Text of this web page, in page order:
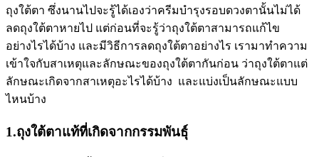
ถุงใต้ตา ซึ่งนานไปจะรู้ได้เองว่าครีมบำรุงรอบดวงตานั้นไม่ได้
ลดถุงใต้ตาหายไป แต่ก่อนที่จะรู้ว่าถุงใต้ตาสามารถแก้ไข
อย่างไรได้บ้าง และมีวิธีการลดถุงใต้ตาอย่างไร เรามาทำความ
เข้าใจกับสาเหตุและลักษณะของถุงใต้ตากันก่อน ว่าถุงใต้ตาแต่
ลักษณะเกิดจากสาเหตุอะไรได้บ้าง และแบ่งเป็นลักษณะแบบ
ไหนบ้าง
1.ถุงใต้ตาแท้ที่เกิดจากกรรมพันธุ์